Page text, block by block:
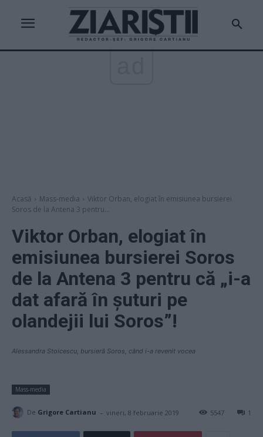
Acasă Mass-media
Viktor Orban, elogiat în emisiunea bursierei
Soros de la Antena 3 pentru...
Viktor Orban, elogiat în
emisiunea bursierei Soros
de la Antena 3 pentru că „i-a
dat afară în șuturi pe
olandejii lui Soros”!
Alessandra Stoicescu, bursieră Soros, când i-a revenit vocea
Mass-media
De Grigore Cartianu - vineri, 8 februarie 2019 1
5547